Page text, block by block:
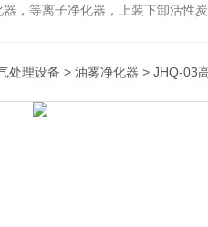
子净化器，上装下卸活性炭吸附箱，打磨除尘
处理设备 > 油雾净化器 > JHQ-03